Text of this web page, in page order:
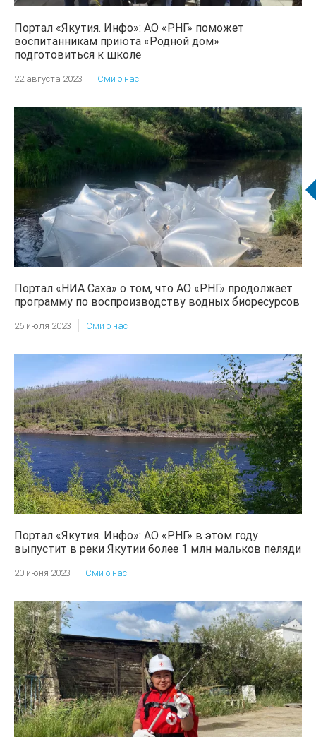
Портал «Якутия. Инфо»: АО «РНГ» поможет
воспитанникам приюта «Родной дом»
подготовиться к школе
22 августа 2023 Сми о нас
Портал «НИА Саха» о том, что АО «РНГ» продолжает
программу по воспроизводству водных биоресурсов
26 июля 2023 Сми о нас
Портал «Якутия. Инфо»: АО «РНГ» в этом году
выпустит в реки Якутии более 1 млн мальков пеляди
20 июня 2023 Сми о нас